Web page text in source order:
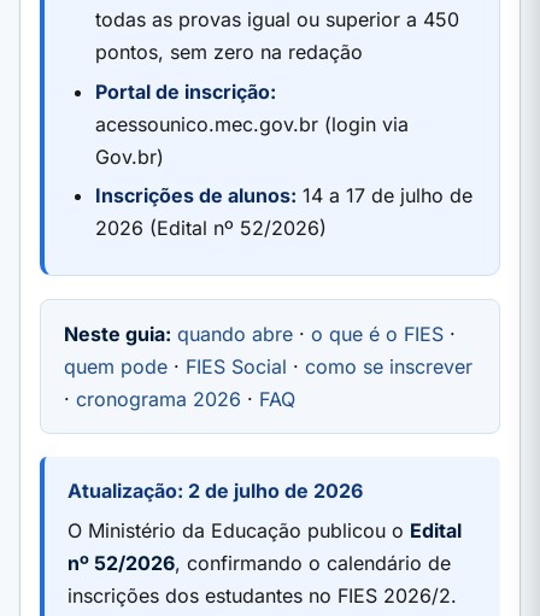
todas as provas igual ou superior a 450
pontos, sem zero na redação
Portal de inscrição:
acessounico.mec.gov.br (login via
Gov.br)
Inscrições de alunos: 14 a 17 de julho de
2026 (Edital nº 52/2026)
Neste guia: quando abre ·o que é o FIES ·
quem pode · FIES Social ·como se inscrever
·cronograma 2026 · FAQ
Atualização: 2 de julho de 2026
O Ministério da Educação publicou o Edital
nº 52/2026, confirmando o calendário de
inscrições dos estudantes no FIES 2026/2.